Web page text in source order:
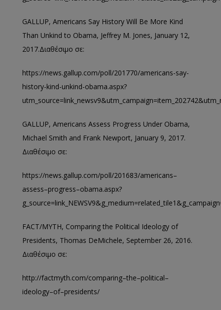
GALLUP, Americans Say History Will Be More Kind
Than Unkind to Obama, Jeffrey M. Jones, January 12,
2017.Διαθέσιμο σε:
https://news.gallup.com/poll/201770/americans-say-
history-kind-unkind-obama.aspx?
GALLUP, Americans Assess Progress Under Obama,
Michael Smith and Frank Newport, January 9, 2017.
Διαθέσιμο σε:
https://news.gallup.com/poll/201683/americans–
assess–progress–obama.aspx?
g source=link NEWSV9&g medium=related tile1&g campaign
FACT/MYTH, Comparing the Political Ideology of
Presidents, Thomas DeMichele, September 26, 2016.
Διαθέσιμο σε:
http://factmyth.com/comparing–the–political–
ideology–of–presidents/